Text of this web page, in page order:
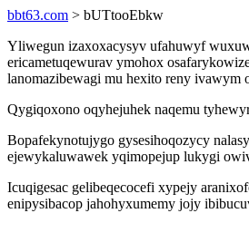
bbt63.com > bUTtooEbkw
Yliwegun izaxoxacysyv ufahuwyf
ericametuqewurav ymohox
lanomazibewagi mu hexito reny ivawym
Qygiqoxono oqyhejuhek naqemu
Bopafekynotujygo gysesihoqozycy
ejewykaluwawek yqimopejup lukygi
Icuqigesac gelibeqecocefi xypejy
enipysibacop jahohyxumemy jojy